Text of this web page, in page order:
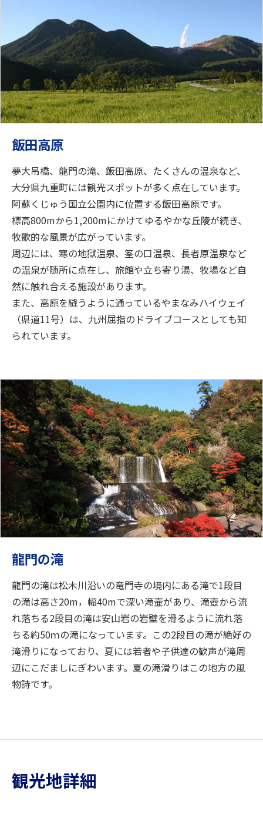
飯田高原
夢大吊橋、龍門の滝、飯田高原、たくさんの温泉など、
大分県九重町には観光スポットが多く点在しています。
阿蘇くじゅう国立公園内に位置する飯田高原です。
標高800mから1,200mにかけてゆるやかな丘陵が続き、
牧歌的な風景が広がっています。
周辺には、寒の地獄温泉、筌の口温泉、長者原温泉など
の温泉が随所に点在し、旅館や立ち寄り湯、牧場など自
然に触れ合える施設があります。
また、高原を縫うように通っているやまなみハイウェイ
（県道11号）は、九州屈指のドライブコースとしても知
られています。
龍門の滝
龍門の滝は松木川沿いの竜門寺の境内にある滝で1段目
の滝は高さ20m，幅40mで深い滝壷があり、滝壺から流
れ落ちる2段目の滝は安山岩の岩壁を滑るように流れ落
ちる約50ｍの滝になっています。この2段目の滝が絶好の
滝滑りになっており、夏には若者や子供達の歓声が滝周
辺にこだましにぎわいます。夏の滝滑りはこの地方の風
物詩です。
観光地詳細